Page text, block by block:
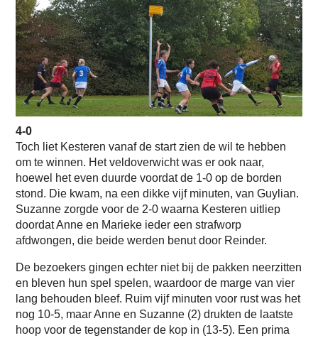
4-0
Toch liet Kesteren vanaf de start zien de wil te hebben
om te winnen. Het veldoverwicht was er ook naar,
hoewel het even duurde voordat de 1-0 op de borden
stond. Die kwam, na een dikke vijf minuten, van Guylian.
Suzanne zorgde voor de 2-0 waarna Kesteren uitliep
doordat Anne en Marieke ieder een strafworp
afdwongen, die beide werden benut door Reinder.
De bezoekers gingen echter niet bij de pakken neerzitten
en bleven hun spel spelen, waardoor de marge van vier
lang behouden bleef. Ruim vijf minuten voor rust was het
nog 10-5, maar Anne en Suzanne (2) drukten de laatste
hoop voor de tegenstander de kop in (13-5). Een prima